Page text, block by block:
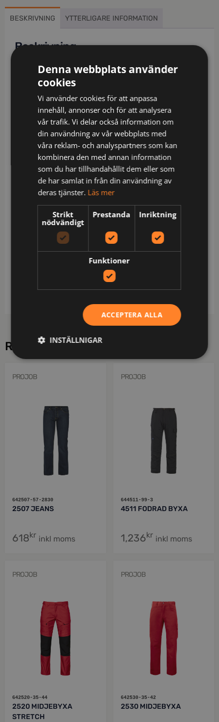
BESKRIVNING YTTERLIGARE INFORMATION
Beskrivning
Fodrad midjebyxa i vind- och vattentätt material.
Tejpade sömmar. Funktionsmaterialet leder ut
vare sig vatten eller vind. Byxan är förhöjd i midjan
baktill för att undvika glipor, med invändigt foder i
fleece för ökad värme och komfort. Reglerbar i
midjan med kardborre. Bredare bälteshälla baktill
för att undvika tryck från bälte vid ryggslut.
Rymliga sidfickor. Benfickor, på vänster sida ficka
med lock som försluts med tryckknapp, invändig
telefonficka samt fäste för ID-kort. På höger sida
ficka för tumstock samt verktygsficka med
knivknapp. Bakfickor med extra vidd, ficklock som
försluts med kardborre. Midjebyxan har dragkedjor
på utsidan av benen för att underlätta av- och
påtagning, bensluten är även reglerbara med
tryckknappar. Förböjda knän för ökad komfort.
öppning inifrån. Fickor, benslut samt knäna är
förstärkta med Cordura® för ökad slitstyrka.
RELATERADE PRODUKTER
PROJOB
642507-57-2830
2507 JEANS
618kr inkl moms
PROJOB
644511-99-3
4511 FODRAD BYXA
1,236kr inkl moms
PROJOB
642520-35-44
2520 MIDJEBYXA
STRETCH
PROJOB
642530-35-42
2530 MIDJEBYXA
Denna webbplats använder
cookies
Vi använder cookies för att anpassa
innehåll, annonser och för att analysera
vår trafik. Vi delar också information om
din användning av vår webbplats med
våra reklam- och analyspartners som kan
kombinera den med annan information
som du har tillhandahållit dem eller som
de har samlat in från din användning av
deras tjänster. Läs mer
Strikt
nödvändigt
Prestanda Inriktning
Funktioner
ACCEPTERA ALLA
INSTÄLLNIGAR